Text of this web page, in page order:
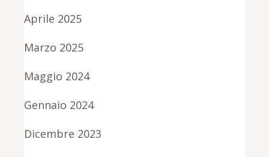
Aprile 2025
Marzo 2025
Maggio 2024
Gennaio 2024
Dicembre 2023